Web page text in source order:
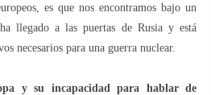
es que nos encontramos bajo un
llegado a las puertas de Rusia y está
necesarios para una guerra nuclear.
y su incapacidad para hablar de